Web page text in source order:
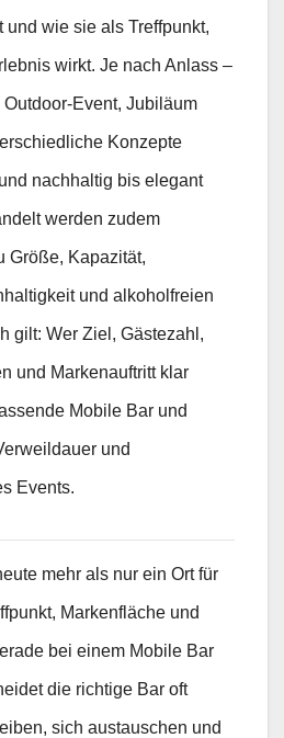
und wie sie als Treffpunkt,
wirkt. Je nach Anlass –
Outdoor-Event, Jubiläum
Konzepte
nachhaltig bis elegant
werden zudem
Größe, Kapazität,
und alkoholfreien
gilt: Wer Ziel, Gästezahl,
und Markenauftritt klar
Mobile Bar und
und
Events.
mehr als nur ein Ort für
Markenfläche und
bei einem Mobile Bar
die richtige Bar oft
sich austauschen und